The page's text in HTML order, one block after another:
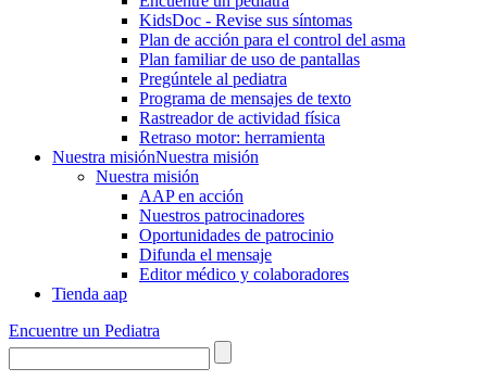
KidsDoc - Revise sus síntomas
Plan de acción para el control del asma
Plan familiar de uso de pantallas
Pregúntele al pediatra
Programa de mensajes de texto
Rastre​​ador de activida​d física
Retraso motor: herramienta
Nuestra misiónNuestra misión
Nuestra misión
AAP en acción
Nuestros patrocinadores
Oportunidades de patrocinio
Difunda el mensaje
Editor médico y colaboradores
Tienda aap
Encuentre un Pediatra